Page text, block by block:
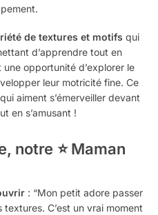
de textures et motifs qui
d’apprendre tout en
opportunité d’explorer le
leur motricité fine. Ce
aiment s’émerveiller devant
en s’amusant !
notre ⭐ Maman
: “Mon petit adore passer
C’est un vrai moment